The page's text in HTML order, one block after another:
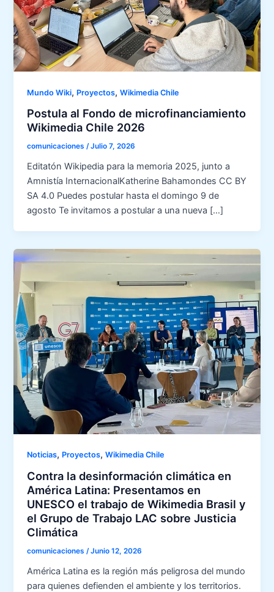
Mundo Wiki, Proyectos,Wikimedia Chile
Postula al Fondo de microfinanciamiento
Wikimedia Chile 2026
comunicaciones/Julio 7, 2026
Editatón Wikipedia para la memoria 2025, junto a
Amnistía InternacionalKatherine Bahamondes CC BY
SA 4.0 Puedes postular hasta el domingo 9 de
agosto Te invitamos a postular a una nueva […]
Noticias, Proyectos,Wikimedia Chile
Contra la desinformación climática en
América Latina: Presentamos en
UNESCO el trabajo de Wikimedia Brasil y
el Grupo de Trabajo LAC sobre Justicia
Climática
comunicaciones/Junio 12, 2026
América Latina es la región más peligrosa del mundo
para quienes defienden el ambiente y los territorios.